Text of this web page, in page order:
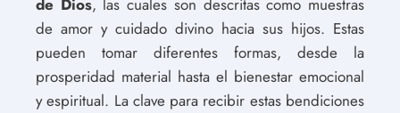
de Dios, las cuales son descritas como muestras
de amor y cuidado divino hacia sus hijos. Estas
pueden tomar diferentes formas, desde la
prosperidad material hasta el bienestar emocional
y espiritual. La clave para recibir estas bendiciones